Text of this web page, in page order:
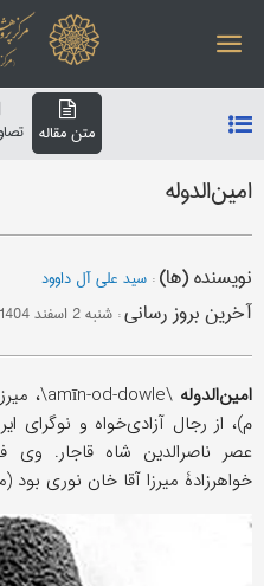
متن مقاله
امین‌الدوله
نویسنده (ها): سید علی آل داوود
آخرین بروز رسانی: شنبه 2 اسفند 1404
امین‌الدوله
م)، از رجال آزادی‌خواه و نوگرای
عصر ناصرالدین شاه قاجار. وی
خواهرزادۀ میرزا آقا خان نوری بود